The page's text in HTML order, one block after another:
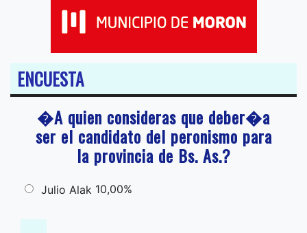
ENCUESTA
�A quien consideras que deber�a
ser el candidato del peronismo para
la provincia de Bs. As.?
Julio Alak 10,00%